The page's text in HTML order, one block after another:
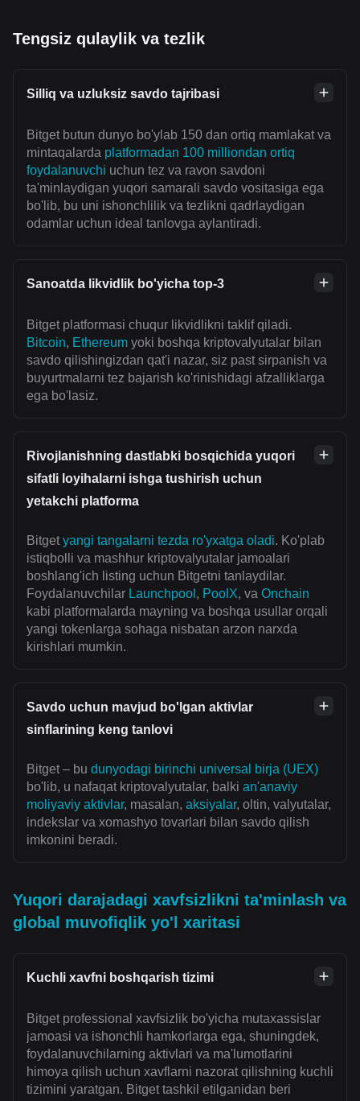
Tengsiz qulaylik va tezlik
Silliq va uzluksiz savdo tajribasi
Bitget butun dunyo bo'ylab 150 dan ortiq mamlakat va
mintaqalarda platformadan 100 milliondan ortiq
foydalanuvchi uchun tez va ravon savdoni
ta'minlaydigan yuqori samarali savdo vositasiga ega
bo'lib, bu uni ishonchlilik va tezlikni qadrlaydigan
odamlar uchun ideal tanlovga aylantiradi.
Sanoatda likvidlik bo'yicha top-3
Bitget platformasi chuqur likvidlikni taklif qiladi.
Bitcoin, Ethereum yoki boshqa kriptovalyutalar bilan
savdo qilishingizdan qat'i nazar, siz past sirpanish va
buyurtmalarni tez bajarish ko'rinishidagi afzalliklarga
ega bo'lasiz.
Rivojlanishning dastlabki bosqichida yuqori
sifatli loyihalarni ishga tushirish uchun
yetakchi platforma
Bitget yangi tangalarni tezda ro'yxatga oladi. Ko'plab
istiqbolli va mashhur kriptovalyutalar jamoalari
boshlang'ich listing uchun Bitgetni tanlaydilar.
Foydalanuvchilar Launchpool , PoolX, va Onchain
kabi platformalarda mayning va boshqa usullar orqali
yangi tokenlarga sohaga nisbatan arzon narxda
kirishlari mumkin.
Savdo uchun mavjud bo'lgan aktivlar
sinflarining keng tanlovi
Bitget – bu dunyodagi birinchi universal birja (UEX)
bo'lib, u nafaqat kriptovalyutalar, balki an'anaviy
moliyaviy aktivlar, masalan, aksiyalar, oltin, valyutalar,
indekslar va xomashyo tovarlari bilan savdo qilish
imkonini beradi.
Yuqori darajadagi xavfsizlikni ta'minlash va
global muvofiqlik yo'l xaritasi
Kuchli xavfni boshqarish tizimi
Bitget professional xavfsizlik bo'yicha mutaxassislar
jamoasi va ishonchli hamkorlarga ega, shuningdek,
foydalanuvchilarning aktivlari va ma'lumotlarini
himoya qilish uchun xavflarni nazorat qilishning kuchli
tizimini yaratgan. Bitget tashkil etilganidan beri